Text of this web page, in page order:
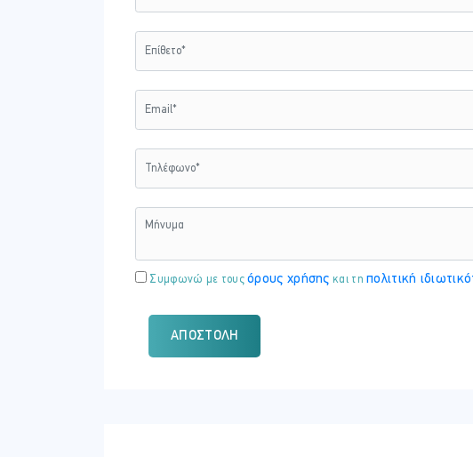
Συμφωνώ με τουςόρους χρήσης και τηπολιτική
ΑΠΟΣΤΟΛΉ